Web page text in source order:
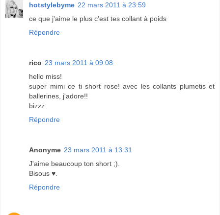
hotstylebyme 22 mars 2011 à 23:59
ce que j'aime le plus c'est tes collant à poids
Répondre
rico 23 mars 2011 à 09:08
hello miss!
super mimi ce ti short rose! avec les collants plumetis et
ballerines, j'adore!!
bizzz
Répondre
Anonyme 23 mars 2011 à 13:31
J'aime beaucoup ton short ;).
Bisous ♥.
Répondre